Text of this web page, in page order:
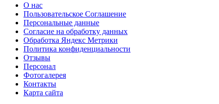
О нас
Пользовательское Соглашение
Персональные данные
Согласие на обработку данных
Обработка Яндекс Метрики
Политика конфиденциальности
Отзывы
Персонал
Фотогалерея
Контакты
Карта сайта